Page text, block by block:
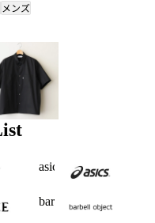
メンズ
asics
barbell object